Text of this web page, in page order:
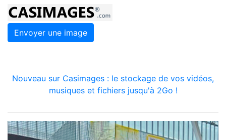
Envoyer une image
Nouveau sur Casimages : le stockage de vos vidéos,
musiques et fichiers jusqu'à 2Go !